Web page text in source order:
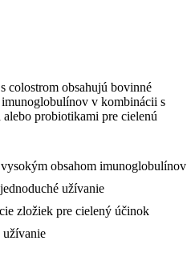
obsahujú bovinné
v kombinácii s
probiotikami pre cielenú
obsahom imunoglobulínov
užívanie
zložiek pre cielený účinok
užívanie